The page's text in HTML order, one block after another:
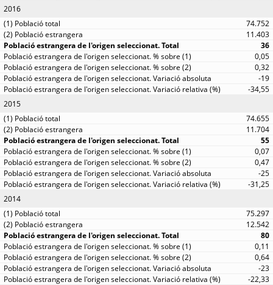
2016
74.752
11.403
36
0,05
0,32
-19
-34,55
2015
74.655
11.704
55
0,07
0,47
-25
-31,25
2014
75.297
12.542
80
0,11
0,64
-23
-22,33